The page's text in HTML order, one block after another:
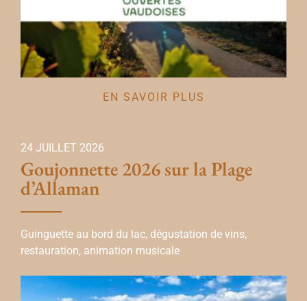
EN SAVOIR PLUS
24 JUILLET 2026
Goujonnette 2026 sur la Plage
d’Allaman
Guinguette au bord du lac, dégustation de vins,
restauration, animation musicale